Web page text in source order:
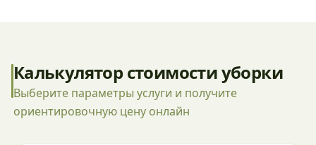
Калькулятор стоимости уборки
Выберите параметры услуги и получите
ориентировочную цену онлайн